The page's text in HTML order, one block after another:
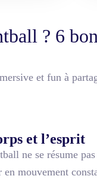
? 6
et fun à
et l’esprit
ne se résume
mouvement